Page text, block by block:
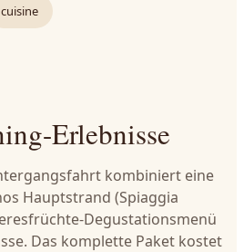
cuisine
Erlebnisse
kombiniert eine
Hauptstrand (Spiaggia
Degustationsmenü
Das komplette Paket kostet